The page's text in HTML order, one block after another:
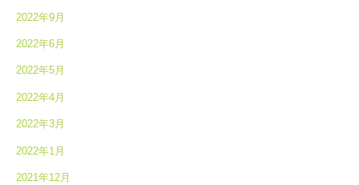
2022年9月
2022年6月
2022年5月
2022年4月
2022年3月
2022年1月
2021年12月